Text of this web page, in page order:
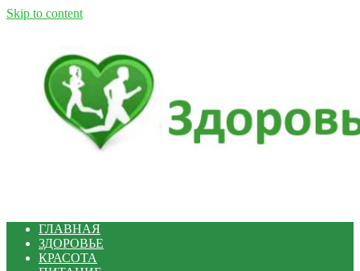
Skip to content
ГЛАВНАЯ
ЗДОРОВЬЕ
КРАСОТА